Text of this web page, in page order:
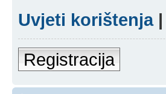
Uvjeti korištenja|
Registracija